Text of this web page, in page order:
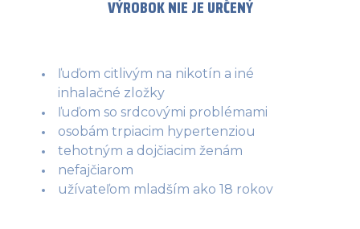
VÝROBOK NIE JE URČENÝ
ľuďom citlivým na nikotín a iné
inhalačné zložky
ľuďom so srdcovými problémami
osobám trpiacim hypertenziou
tehotným a dojčiacim ženám
nefajčiarom
užívateľom mladším ako 18 rokov